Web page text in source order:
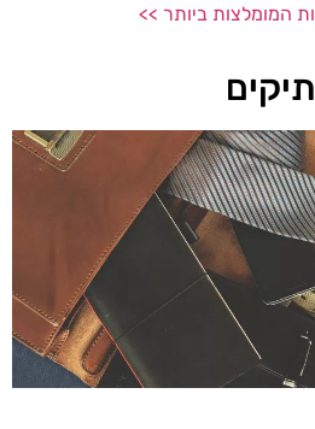
המומלצות ביותר >>
תיקים